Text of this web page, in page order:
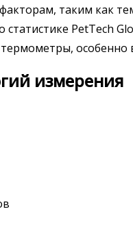
таким как
PetTech
особенно
измерения